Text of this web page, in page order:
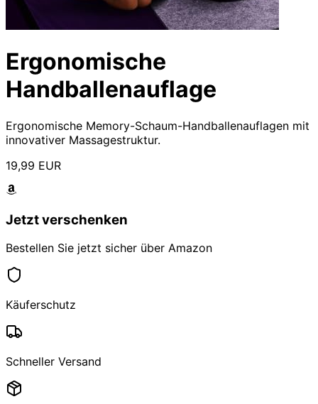
Ergonomische
Handballenauflage
Ergonomische Memory-Schaum-Handballenauflagen mit
innovativer Massagestruktur.
19,99 EUR
Jetzt verschenken
Bestellen Sie jetzt sicher über Amazon
Käuferschutz
Schneller Versand